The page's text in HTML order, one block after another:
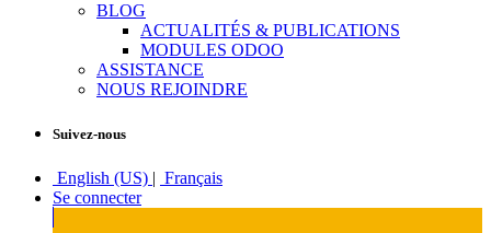
BLOG
ACTUALITÉS & PUBLICATIONS
MODULES ODOO
ASSISTANCE
NOUS REJOINDRE
Suivez-nous
English (US) | Français
Se connecter